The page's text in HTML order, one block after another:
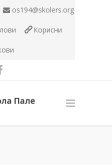
os194@skolers.org
Корисни